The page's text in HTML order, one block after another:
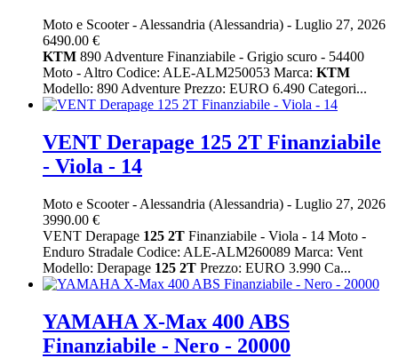
Moto e Scooter- Alessandria (Alessandria) - Luglio 27, 2026
6490.00 €
KTM 890 Adventure Finanziabile - Grigio scuro - 54400
Moto - Altro Codice: ALE-ALM250053 Marca: KTM
Modello: 890 Adventure Prezzo: EURO 6.490 Categori...
VENT Derapage 125 2T Finanziabile
- Viola - 14
Moto e Scooter- Alessandria (Alessandria) - Luglio 27, 2026
3990.00 €
VENT Derapage 125 2T Finanziabile - Viola - 14 Moto -
Enduro Stradale Codice: ALE-ALM260089 Marca: Vent
Modello: Derapage 125 2T Prezzo: EURO 3.990 Ca...
YAMAHA X-Max 400 ABS
Finanziabile - Nero - 20000